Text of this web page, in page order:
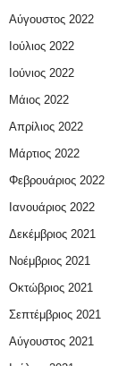
Αύγουστος 2022
Ιούλιος 2022
Ιούνιος 2022
Μάιος 2022
Απρίλιος 2022
Μάρτιος 2022
Φεβρουάριος 2022
Ιανουάριος 2022
Δεκέμβριος 2021
Νοέμβριος 2021
Οκτώβριος 2021
Σεπτέμβριος 2021
Αύγουστος 2021